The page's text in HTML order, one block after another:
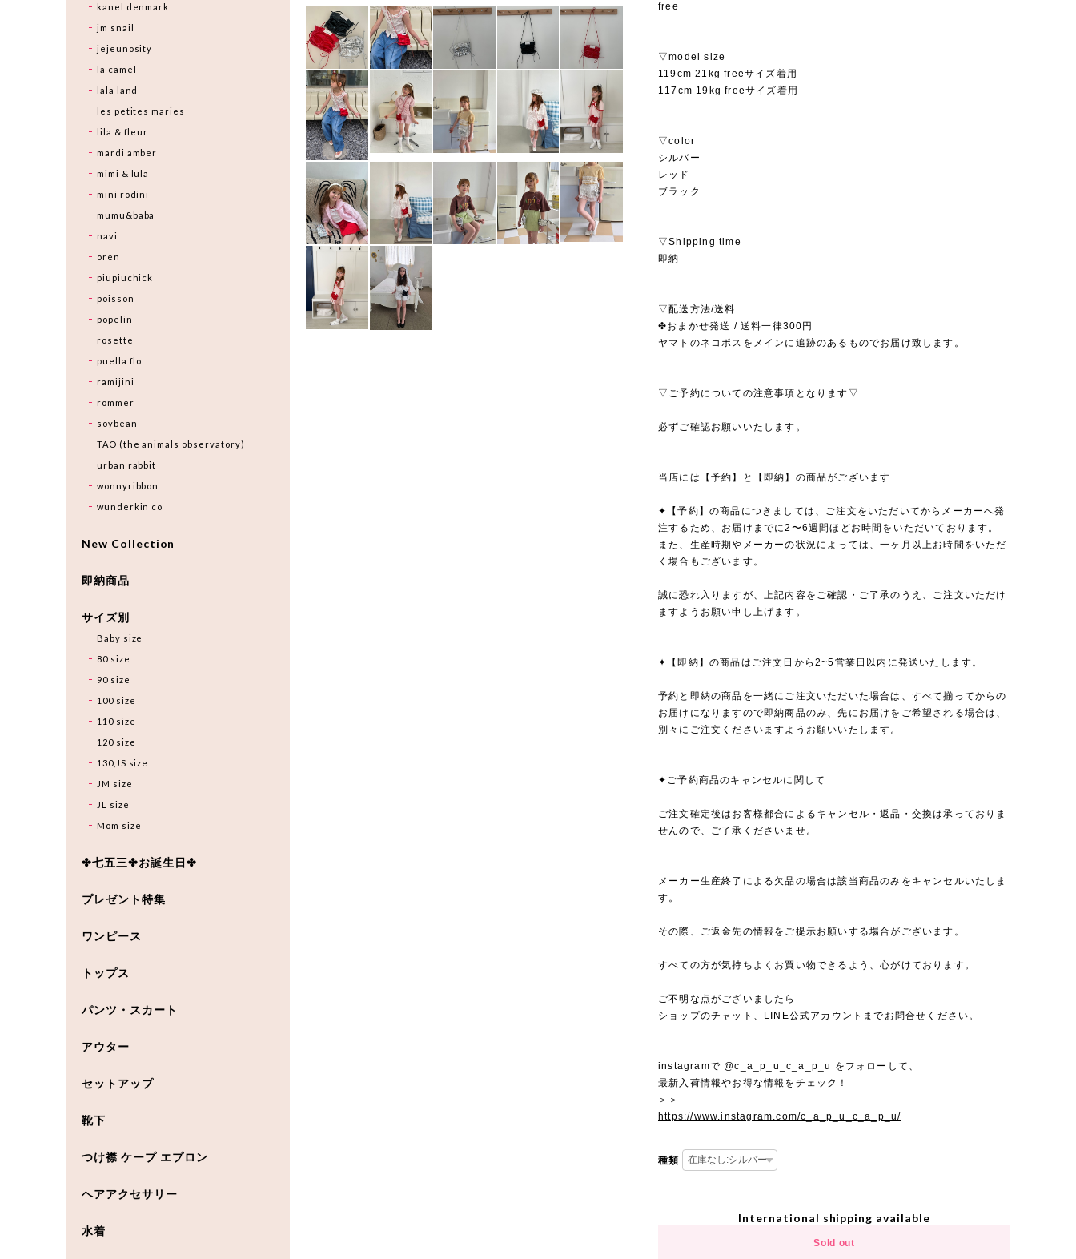
free
▽model size
119cm 21kg freeサイズ着用
117cm 19kg freeサイズ着用
▽color
シルバー
レッド
ブラック
▽Shipping time
即納
▽配送方法/送料
✤おまかせ発送 / 送料一律300円
ヤマトのネコポスをメインに追跡のあるものでお届け致します。
▽ご予約についての注意事項となります▽
必ずご確認お願いいたします。
当店には【予約】と【即納】の商品がございます
✦【予約】の商品につきましては、ご注文をいただいてからメーカーへ発
注するため、お届けまでに2〜6週間ほどお時間をいただいております。
また、生産時期やメーカーの状況によっては、一ヶ月以上お時間をいただ
く場合もございます。
誠に恐れ入りますが、上記内容をご確認・ご了承のうえ、ご注文いただけ
ますようお願い申し上げます。
✦【即納】の商品はご注文日から2~5営業日以内に発送いたします。
予約と即納の商品を一緒にご注文いただいた場合は、すべて揃ってからの
お届けになりますので即納商品のみ、先にお届けをご希望される場合は、
別々にご注文くださいますようお願いいたします。
✦ご予約商品のキャンセルに関して
ご注文確定後はお客様都合によるキャンセル・返品・交換は承っておりま
せんので、ご了承くださいませ。
メーカー生産終了による欠品の場合は該当商品のみをキャンセルいたしま
す。
その際、ご返金先の情報をご提示お願いする場合がございます。
すべての方が気持ちよくお買い物できるよう、心がけております。
ご不明な点がございましたら
ショップのチャット、LINE公式アカウントまでお問合せください。
instagramで @c_a_p_u_c_a_p_u をフォローして、
最新入荷情報やお得な情報をチェック！
＞＞
https://www.instagram.com/c_a_p_u_c_a_p_u/
種類
International shipping available
Sold out
kanel denmark
jm snail
jejeunosity
la camel
lala land
les petites maries
lila & fleur
mardi amber
mimi & lula
mini rodini
mumu&baba
navi
oren
piupiuchick
poisson
popelin
rosette
puella flo
ramijini
rommer
soybean
TAO (the animals observatory)
urban rabbit
wonnyribbon
wunderkin co
New Collection
即納商品
サイズ別
Baby size
80 size
90 size
100 size
110 size
120 size
130,JS size
JM size
JL size
Mom size
✤七五三✤お誕生日✤
プレゼント特集
ワンピース
トップス
パンツ・スカート
アウター
セットアップ
靴下
つけ襟 ケープ エプロン
ヘアアクセサリー
水着